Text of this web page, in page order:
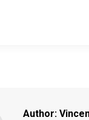
Author: